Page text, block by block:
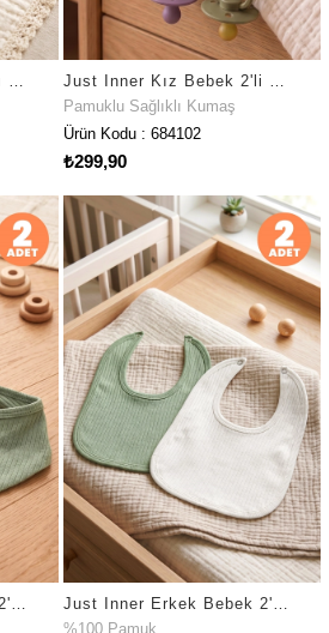
Just Inner Kız Bebek 6'lı Pamuklu Ağız Mendili Ayışığı Desenli Kutulu Set Nefes Alan Doku (684202)
Just Inner Kız Bebek 2'li Pamuklu Emzik Askısı Klipsli Ayışığı Desenli Fiyonklu Güvenli (684102)
Pamuklu Sağlıklı Kumaş
Ürün Kodu : 684102
₺299,90
%100 Pamuk